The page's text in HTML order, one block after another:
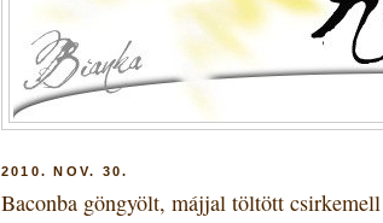
2010. NOV. 30.
Baconba göngyölt, májjal töltött csirkemell